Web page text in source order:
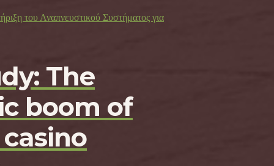
του Αναπνευστικού Συστήματος για
The
boom of
casino